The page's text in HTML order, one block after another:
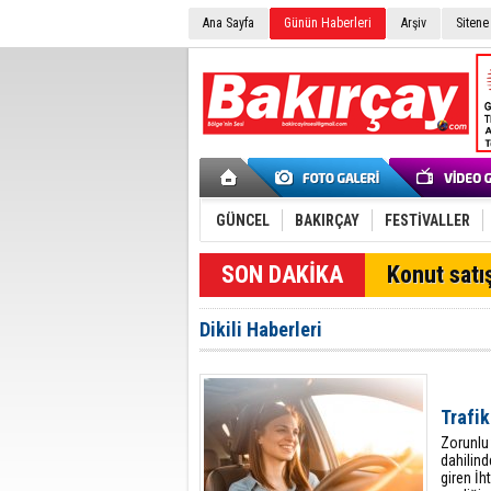
Ana Sayfa Günün Haberleri Arşiv
GÜNCEL BAKIRÇAY FESTİVALLER
SON DAKİKA Konut
Dikili Haberleri
Zorunlu
giren